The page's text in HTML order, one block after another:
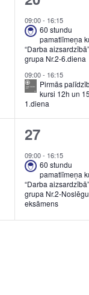
events,
09:00- 16:15
60 stundu
pamatlīmeņa
“Darba aizsardzībā”
grupa Nr.2-6.diena
09:00- 16:15
Pirmās
kursi 12h un
1.diena
1
event,
27
09:00- 16:15
60 stundu
pamatlīmeņa
“Darba aizsardzībā”
grupa Nr.2-
eksāmens